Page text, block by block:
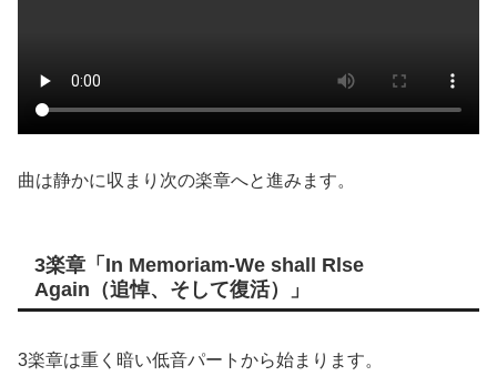
曲は静かに収まり次の楽章へと進みます。
3楽章「In Memoriam-We shall Rlse
Again（追悼、そして復活）」
3楽章は重く暗い低音パートから始まります。